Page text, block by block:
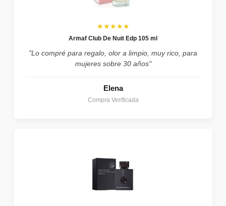
★★★★★
Armaf Club De Nuit Edp 105 ml
"Lo compré para regalo, olor a limpio, muy rico, para
mujeres sobre 30 años"
Elena
Compra Verificada